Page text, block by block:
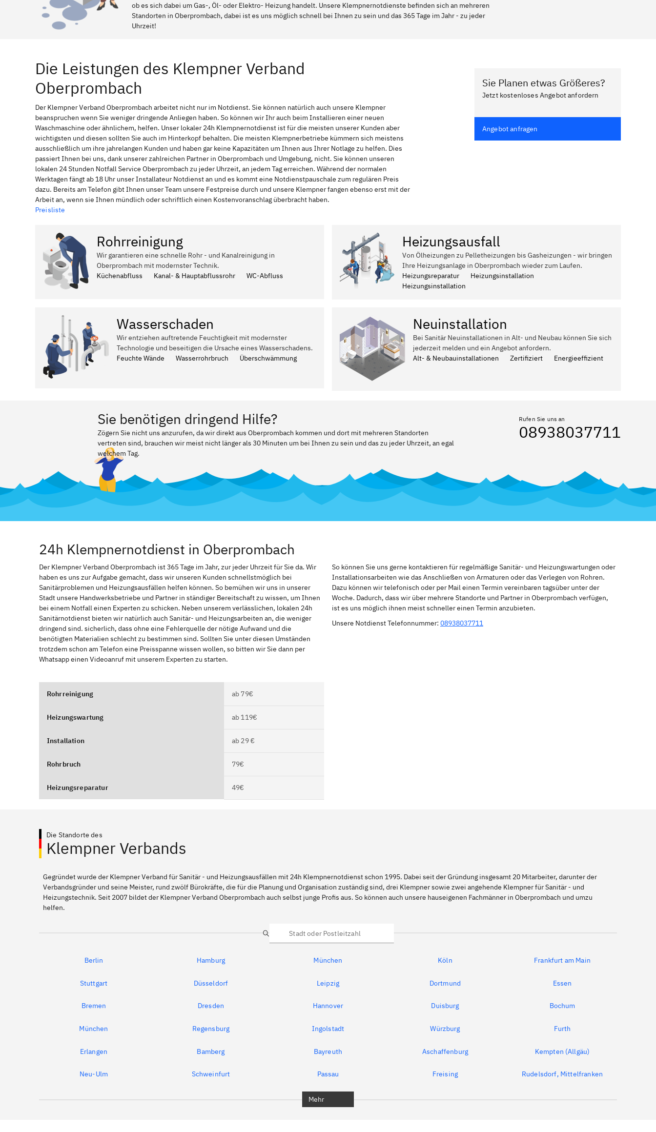
ob es sich dabei um Gas-, Öl- oder Elektro- Heizung handelt. Unsere Klempnernotdienste befinden sich an mehreren
Standorten in Oberprombach, dabei ist es uns möglich schnell bei Ihnen zu sein und das 365 Tage im Jahr - zu jeder
Uhrzeit!
Die Leistungen des Klempner Verband
Oberprombach
Der Klempner Verband Oberprombach arbeitet nicht nur im Notdienst. Sie können natürlich auch unsere Klempner
beanspruchen wenn Sie weniger dringende Anliegen haben. So können wir Ihr auch beim Installieren einer neuen
Waschmaschine oder ähnlichem, helfen. Unser lokaler 24h Klempnernotdienst ist für die meisten unserer Kunden aber
wichtigsten und diesen sollten Sie auch im Hinterkopf behalten. Die meisten Klempnerbetriebe kümmern sich meistens
ausschließlich um ihre jahrelangen Kunden und haben gar keine Kapazitäten um Ihnen aus Ihrer Notlage zu helfen. Dies
passiert Ihnen bei uns, dank unserer zahlreichen Partner in Oberprombach und Umgebung, nicht. Sie können unseren
lokalen 24 Stunden Notfall Service Oberprombach zu jeder Uhrzeit, an jedem Tag erreichen. Während der normalen
Werktagen fängt ab 18 Uhr unser Installateur Notdienst an und es kommt eine Notdienstpauschale zum regulären Preis
dazu. Bereits am Telefon gibt Ihnen unser Team unsere Festpreise durch und unsere Klempner fangen ebenso erst mit der
Arbeit an, wenn sie Ihnen mündlich oder schriftlich einen Kostenvoranschlag überbracht haben.
Preisliste
Sie Planen etwas Größeres?
Jetzt kostenloses Angebot anfordern
Angebot anfragen
Rohrreinigung
Wir garantieren eine schnelle Rohr - und Kanalreinigung in
Oberprombach mit modernster Technik.
Küchenabfluss
Kanal- & Hauptabflussrohr WC-Abfluss
Heizungsausfall
Von Ölheizungen zu Pelletheizungen bis Gasheizungen - wir bringen
Ihre Heizungsanlage in Oberprombach wieder zum Laufen.
Heizungsreparatur
Heizungsinstallation
Heizungsinstallation
Wasserschaden
Wir entziehen auftretende Feuchtigkeit mit modernster
Technologie und beseitigen die Ursache eines Wasserschadens.
Feuchte Wände
Wasserrohrbruch Überschwämmung
Neuinstallation
Bei Sanitär Neuinstallationen in Alt- und Neubau können Sie sich
jederzeit melden und ein Angebot anfordern.
Alt- & Neubauinstallationen
Zertifiziert Energieeffizient
Sie benötigen dringend Hilfe?
Zögern Sie nicht uns anzurufen, da wir direkt aus Oberprombach kommen und dort mit mehreren Standorten
vertreten sind, brauchen wir meist nicht länger als 30 Minuten um bei Ihnen zu sein und das zu jeder Uhrzeit, an egal
welchem Tag.
Rufen Sie uns an
08938037711
24h Klempnernotdienst in Oberprombach
Der Klempner Verband Oberprombach ist 365 Tage im Jahr, zur jeder Uhrzeit für Sie da. Wir
haben es uns zur Aufgabe gemacht, dass wir unseren Kunden schnellstmöglich bei
Sanitärproblemen und Heizungsausfällen helfen können. So bemühen wir uns in unserer
Stadt unsere Handwerksbetriebe und Partner in ständiger Bereitschaft zu wissen, um Ihnen
bei einem Notfall einen Experten zu schicken. Neben unserem verlässlichen, lokalen 24h
Sanitärnotdienst bieten wir natürlich auch Sanitär- und Heizungsarbeiten an, die weniger
dringend sind. sicherlich, dass ohne eine Fehlerquelle der nötige Aufwand und die
benötigten Materialien schlecht zu bestimmen sind. Sollten Sie unter diesen Umständen
trotzdem schon am Telefon eine Preisspanne wissen wollen, so bitten wir Sie dann per
Whatsapp einen Videoanruf mit unserem Experten zu starten.
So können Sie uns gerne kontaktieren für regelmäßige Sanitär- und Heizungswartungen oder
Installationsarbeiten wie das Anschließen von Armaturen oder das Verlegen von Rohren.
Dazu können wir telefonisch oder per Mail einen Termin vereinbaren tagsüber unter der
Woche. Dadurch, dass wir über mehrere Standorte und Partner in Oberprombach verfügen,
ist es uns möglich ihnen meist schneller einen Termin anzubieten.
Unsere Notdienst Telefonnummer: 08938037711
Rohrreinigung ab 79€
Heizungswartung ab 119€
Installation ab 29 €
Rohrbruch 79€
Heizungsreparatur 49€
Die Standorte des
Klempner Verbands
Gegründet wurde der Klempner Verband für Sanitär - und Heizungsausfällen mit 24h Klempnernotdienst schon 1995. Dabei seit der Gründung insgesamt 20 Mitarbeiter, darunter der
Verbandsgründer und seine Meister, rund zwölf Bürokräfte, die für die Planung und Organisation zuständig sind, drei Klempner sowie zwei angehende Klempner für Sanitär - und
Heizungstechnik. Seit 2007 bildet der Klempner Verband Oberprombach auch selbst junge Profis aus. So können auch unsere hauseigenen Fachmänner in Oberprombach und umzu
helfen.
Suche
Berlin Hamburg München Köln Frankfurt am Main
Stuttgart Düsseldorf Leipzig Dortmund Essen
Bremen Dresden Hannover Duisburg Bochum
München Regensburg Ingolstadt Würzburg Furth
Erlangen Bamberg Bayreuth Aschaffenburg Kempten (Allgäu)
Neu-Ulm Schweinfurt Passau Freising Rudelsdorf, Mittelfranken
Mehr